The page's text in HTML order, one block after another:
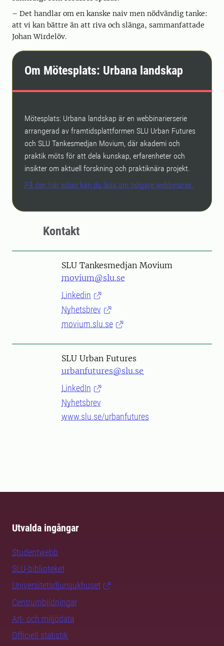
– Det handlar om en kanske naiv men nödvändig tanke:
att vi kan bättre än att riva och slänga, sammanfattade
Johan Wirdelöv.
Om Mötesplats: Urbana landskap
Mötesplats: Urbana landskap är en webbinarierserie
arrangerad av framtidsplattformen SLU Urban Futures
och SLU Tankesmedjan Movium, där akademi och
praktik möts för att dela kunskap, erfarenheter och
insikter om aktuell forskning och praktiknära projekt.
På den här sidan kan du läsa om tidigare webbinarier
Kontakt
SLU Tankesmedjan Movium
movium@slu.se
Linkedin
Nyhetsbrev
movium.slu.se
SLU Urban Futures
urbanfutures@slu.se
LinkedIn
Nyhetsbrev
www.slu.se/urbanfutures
Utvalda ingångar
Studentwebb
SLU-biblioteket
Universitetsdjursjukhuset
Centrumbildningar
Art- och miljödata
Officiell statistik